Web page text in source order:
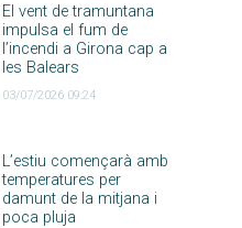
El vent de tramuntana
impulsa el fum de
l’incendi a Girona cap a
les Balears
03/07/2026 09:24
L’estiu començarà amb
temperatures per
damunt de la mitjana i
poca pluja